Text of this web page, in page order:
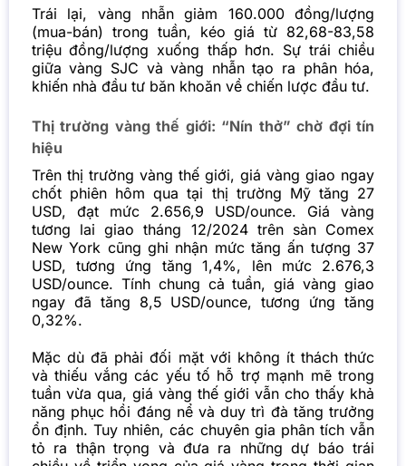
Trái lại, vàng nhẫn giảm 160.000 đồng/lượng
(mua-bán) trong tuần, kéo giá từ 82,68-83,58
triệu đồng/lượng xuống thấp hơn. Sự trái chiều
giữa vàng SJC và vàng nhẫn tạo ra phân hóa,
khiến nhà đầu tư băn khoăn về chiến lược đầu tư.
Thị trường vàng thế giới: “Nín thở” chờ đợi tín
hiệu
Trên thị trường vàng thế giới, giá vàng giao ngay
chốt phiên hôm qua tại thị trường Mỹ tăng 27
USD, đạt mức 2.656,9 USD/ounce. Giá vàng
tương lai giao tháng 12/2024 trên sàn Comex
New York cũng ghi nhận mức tăng ấn tượng 37
USD, tương ứng tăng 1,4%, lên mức 2.676,3
USD/ounce. Tính chung cả tuần, giá vàng giao
ngay đã tăng 8,5 USD/ounce, tương ứng tăng
0,32%.
Mặc dù đã phải đối mặt với không ít thách thức
và thiếu vắng các yếu tố hỗ trợ mạnh mẽ trong
tuần vừa qua, giá vàng thế giới vẫn cho thấy khả
năng phục hồi đáng nể và duy trì đà tăng trưởng
ổn định. Tuy nhiên, các chuyên gia phân tích vẫn
tỏ ra thận trọng và đưa ra những dự báo trái